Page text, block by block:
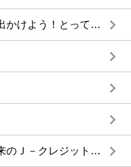
親子で参加！釜石線の列車にのって出かけよう！とってもお得なスペシャル観光ツアーを開催します。
住田町有林（FSC森林認証取得）由来のＪ－クレジットを販売しています